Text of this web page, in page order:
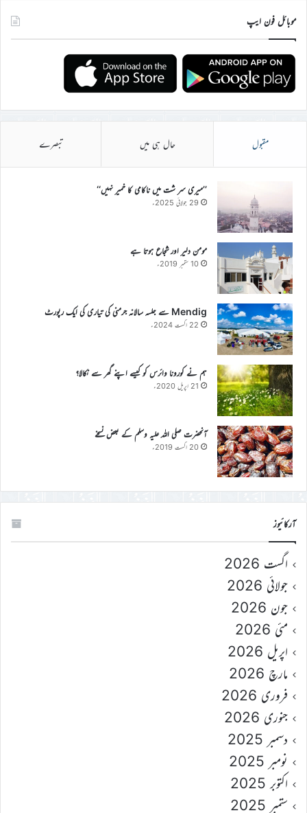
موبائل فون ایپ
مقبول حال ہی میں تبصرے
’’میری سر شت میں ناکامی کا خمیر نہیں‘‘
29 جولائی 2025ء
مومن دلیر اور شجاع ہوتا ہے
10 ستمبر 2019ء
Mendig سے جلسہ سالانہ جرمنی کی تیاری کی ایک رپورٹ
22 اگست 2024ء
ہم نے کورونا وائرس کو کیسے اپنے گھر سے نکالا؟
21 اپریل 2020ء
آنحضرت صلی اللہ علیہ وسلم کے بعض نسخے
20 اگست 2019ء
آرکائیوز
اگست 2026
جولائی 2026
جون 2026
مئی 2026
اپریل 2026
مارچ 2026
فروری 2026
جنوری 2026
دسمبر 2025
نومبر 2025
اکتوبر 2025
ستمبر 2025